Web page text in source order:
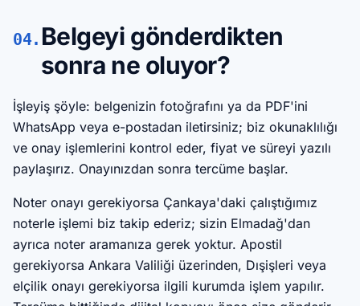
04. Belgeyi gönderdikten
sonra ne oluyor?
İşleyiş şöyle: belgenizin fotoğrafını ya da PDF'ini
WhatsApp veya e-postadan iletirsiniz; biz okunaklılığı
ve onay işlemlerini kontrol eder, fiyat ve süreyi yazılı
paylaşırız. Onayınızdan sonra tercüme başlar.
Noter onayı gerekiyorsa Çankaya'daki çalıştığımız
noterle işlemi biz takip ederiz; sizin Elmadağ'dan
ayrıca noter aramanıza gerek yoktur. Apostil
gerekiyorsa Ankara Valiliği üzerinden, Dışişleri veya
elçilik onayı gerekiyorsa ilgili kurumda işlem yapılır.